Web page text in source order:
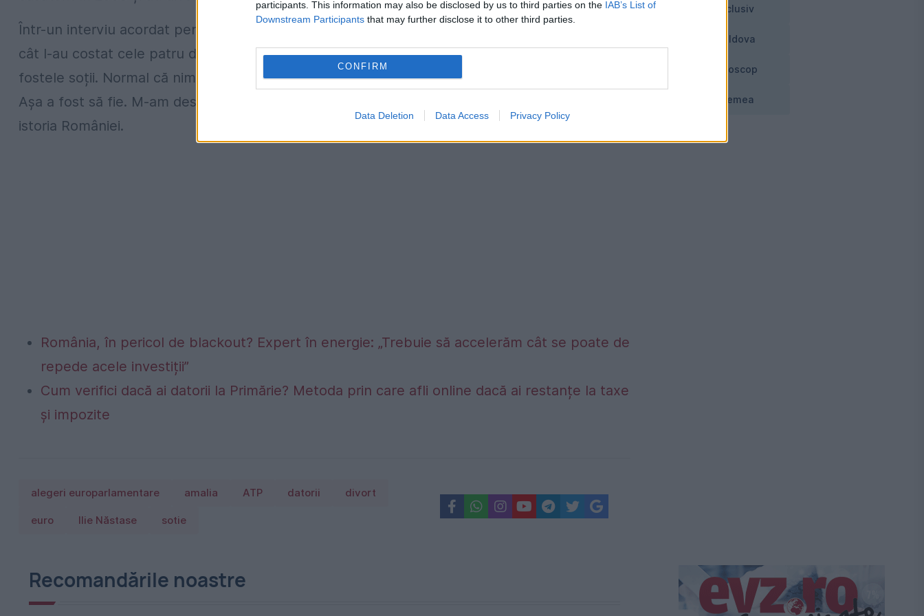
participants. This information may also be disclosed by us to third parties on the IAB’s List of
Downstream Participants that may further disclose it to other third parties.
CONFIRM
Data Deletion Data Access Privacy Policy
Într-un interviu acordat pentru „Evenimentul zilei”, Ilie Năstase spunea că n-a socotit niciodată
cât l-au costat cele patru divorțuri. „Nu am calculat niciodată cât m-au costat despărțirile de
fostele soții. Normal că nimeni nu-și propune vreodată să se căsătorească, apoi să divorțeze.
Așa a fost să fie. M-am descurcat financiar”, afirma cel mai important jucător de tenis din
istoria României.
România, în pericol de blackout? Expert în energie: „Trebuie să accelerăm cât se poate de
repede acele investiții”
Cum verifici dacă ai datorii la Primărie? Metoda prin care afli online dacă ai restanțe la taxe
și impozite
alegeri europarlamentare amalia ATP datorii divort
euro Ilie Năstase sotie
Recomandările noastre
Exclusiv
Moldova
Horoscop
Vremea